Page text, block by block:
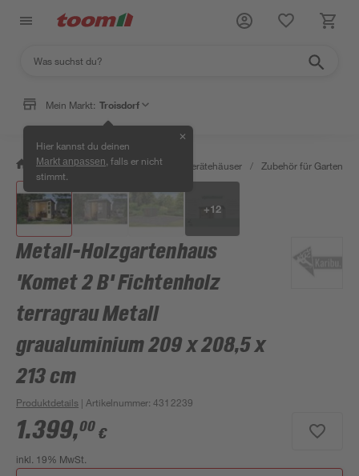
Mein Markt: Troisdorf
Hier kannst du deinen
Markt anpassen , falls er nicht
stimmt.
✕
/ Garten & Freizeit / Garten- & Gerätehäuser / Zubehör für
+12
Metall-Holzgartenhaus
'Komet 2 B' Fichtenholz
terragrau Metall
graualuminium 209 x 208,5 x
213 cm
Produktdetails | Artikelnummer:4312239
1.399,00 €
inkl. 19% MwSt.